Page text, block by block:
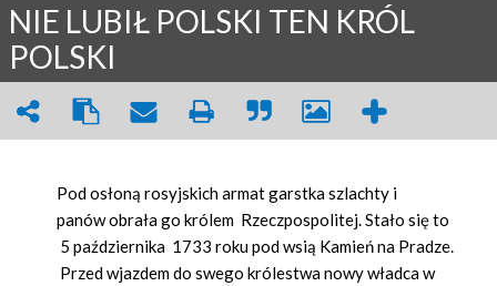
NIE LUBIŁ POLSKI TEN KRÓL
POLSKI
Pod osłoną rosyjskich armat garstka szlachty i
panów obrała go królem Rzeczpospolitej. Stało się to
5 października 1733 roku pod wsią Kamień na Pradze.
Przed wjazdem do swego królestwa nowy władca w